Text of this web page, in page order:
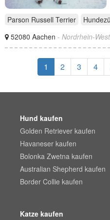
Parson Russell Terrier
52080 Aachen - Nordrhein-
1 2 3 4
Hund kaufen
Golden Retriever kaufen
Havaneser kaufen
Bolonka Zwetna kaufen
Australian Shepherd kaufen
Border Collie kaufen
Katze kaufen